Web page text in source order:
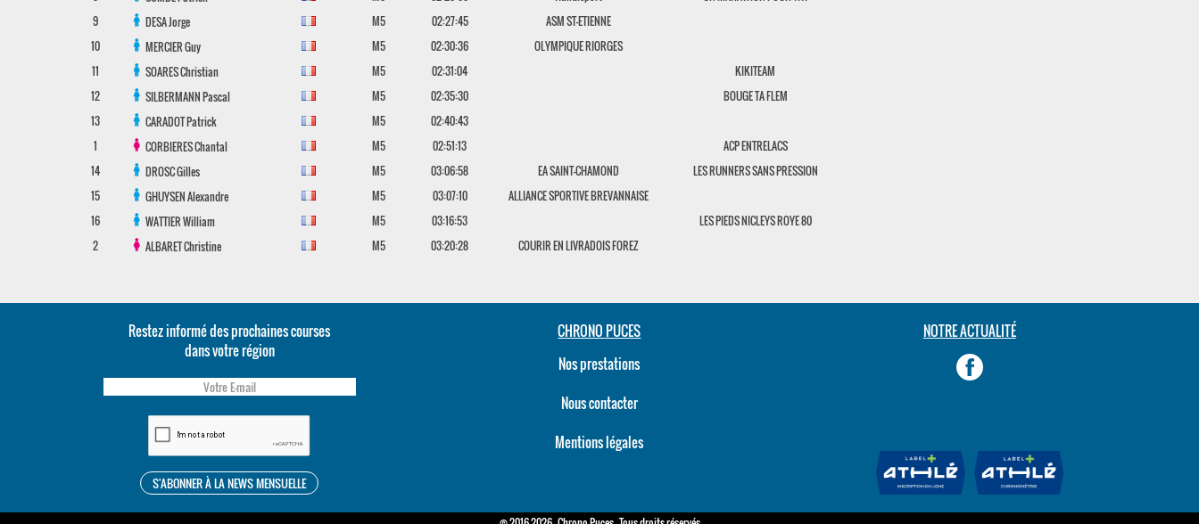
9
DESAJorge M5 02:27:45
ASM ST-ETIENNE
10
MERCIERGuy M5 02:30:36
OLYMPIQUE RIORGES
11
SOARESChristian M5 02:31:04
KIKITEAM
12
SILBERMANNPascal M5 02:35:30
BOUGE TA FLEM
13
CARADOTPatrick M5
02:40:43
1
CORBIERESChantal M5 02:51:13
ACP ENTRELACS
14
DROSCGilles M5 03:06:58 EA SAINT-CHAMOND
LES RUNNERS SANS PRESSION
15
GHUYSENAlexandre M5 03:07:10
ALLIANCE SPORTIVE BREVANNAISE
16
WATTIERWilliam M5 03:16:53
LES PIEDS NICLEYS ROYE 80
2
ALBARETChristine M5 03:20:28 COURIR EN LIVRADOIS FOREZ
Restez informé des prochaines courses
dans votre région
CHRONO PUCES
Nos prestations
Nous contacter
Mentions légales
NOTRE ACTUALITÉ